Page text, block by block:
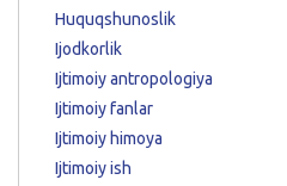
Huquqshunoslik
Ijodkorlik
Ijtimoiy antropologiya
Ijtimoiy fanlar
Ijtimoiy himoya
Ijtimoiy ish